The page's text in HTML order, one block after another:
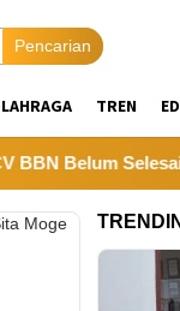
Pencarian
TREN
Selesaikan